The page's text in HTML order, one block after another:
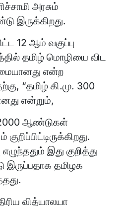
அரசும்
இருக்கிறது.
12 ஆம் வகுப்பு
தமிழ் மொழியை விட
என்ற
“தமிழ் கி.மு. 300
என்றும்,
2000 ஆண்டுகள்
இது குறித்து
இருப்பதாக தமிழக
வித்யாலயா